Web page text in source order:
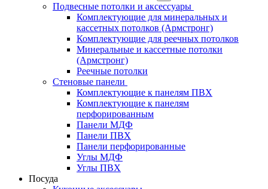
Подвесные потолки и аксессуары
Комплектующие для минеральных и
кассетных потолков (Армстронг)
Комплектующие для реечных потолков
Минеральные и кассетные потолки
(Армстронг)
Реечные потолки
Стеновые панели
Комплектующие к панелям ПВХ
Комплектующие к панелям
перфорированным
Панели МДФ
Панели ПВХ
Панели перфорированные
Углы МДФ
Углы ПВХ
Посуда